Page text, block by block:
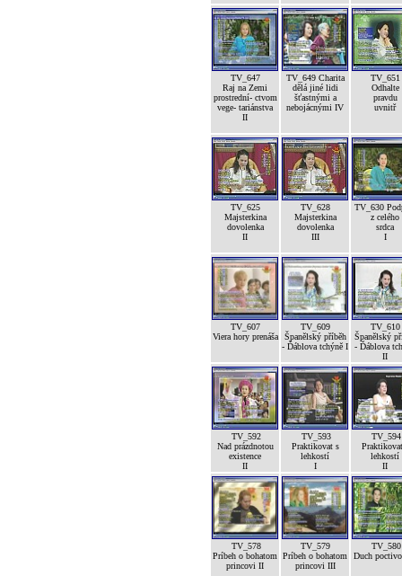
TV_647
Raj na Zemi
prostrední- ctvom
vege- tariánstva
II
TV_649 Charita
dělá jiné lidi
šťastnými a
nebojácnými IV
TV_651
Odhalte
pravdu
uvnitř
TV_625
Majsterkina
dovolenka
II
TV_628
Majsterkina
dovolenka
III
TV_630
z celého
srdca
I
TV_607
Viera hory prenáša
TV_609
Španělský příběh
- Ďáblova tchýně I
TV_610
Španělský
- Ďáblova
II
TV_592
Nad prázdnotou
existence
II
TV_593
Praktikovat s
lehkostí
I
TV_594
lehkostí
II
TV_578
Príbeh o bohatom
princovi II
TV_579
Príbeh o bohatom
princovi III
TV_580
Duch